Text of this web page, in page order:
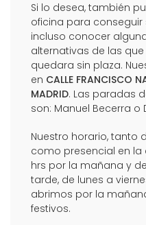
Si lo desea, también
oficina para conseguir
incluso conocer
alternativas de las
quedara sin plaza.
en CALLE FRANCISCO
MADRID. Las paradas
son: Manuel Becerra o
Nuestro horario, tanto
como presencial en la
hrs por la mañana y
tarde, de lunes a
abrimos por la
festivos.